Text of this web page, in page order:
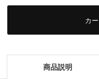
カ
商品説明